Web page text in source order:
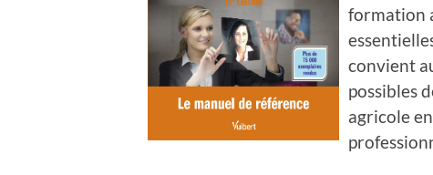
formation
convient
possibles
agricole